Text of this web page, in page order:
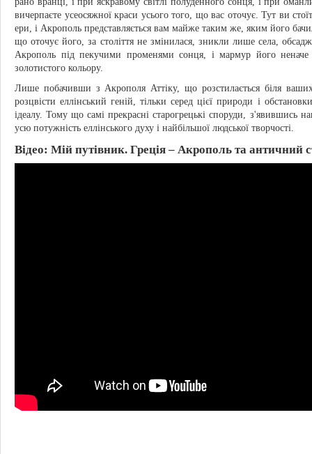
вичерпаєте усеосяжної краси усього того, що вас оточує. Тут ви
ери, і Акрополь представляється вам майже таким же, яким його
що оточує його, за століття не змінилася, зникли лише села,
Акрополь під пекучими променями сонця, і мармур його
золотистого кольору.
Лише побачивши з Акрополя Аттіку, що розстилається біля
розцвісти еллінський геній, тільки серед цієї природи і
ідеалу. Тому що самі прекрасні старогрецькі споруди, з'явившись
усю потужність еллінського духу і найбільшої людської творчості.
Відео: Мій путівник. Греція – Акрополь та античний